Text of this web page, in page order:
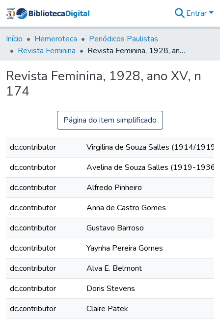
&
Coleções
Tudo na
Digital
Entrar
Início Hemeroteca
Periódicos Paulistas
Revista Feminina
Revista Feminina, 1928, ano XV, n 174
Revista Feminina, 1928, ano XV, n
174
Página do item simplificado
dc.contributor
Virgilina de Souza Salles (1914/1919)
dc.contributor
Avelina de Souza Salles (1919-1936)
dc.contributor
Alfredo Pinheiro
dc.contributor
Anna de Castro Gomes
dc.contributor
Gustavo Barroso
dc.contributor
Yaynha Pereira Gomes
dc.contributor
Alva E. Belmont
dc.contributor
Doris Stevens
dc.contributor
Claire Patek